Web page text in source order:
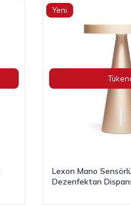
Yeni
Lexon Mano
Dezenfektan